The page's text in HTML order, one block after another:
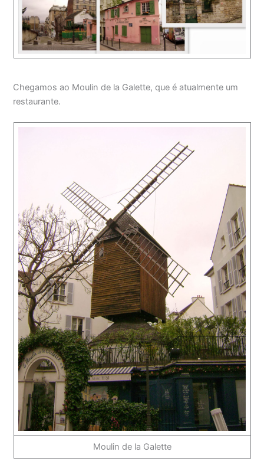
Chegamos ao Moulin de la Galette, que é atualmente um
restaurante.
Moulin de la Galette